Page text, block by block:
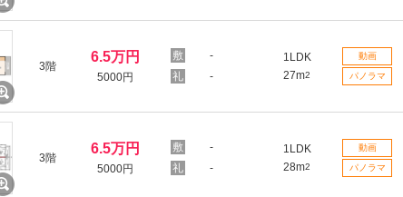
3階
6.5万円
5000円
-
-
1LDK
27m2
動画
パノラマ
3階
6.5万円
5000円
-
-
1LDK
28m2
動画
パノラマ